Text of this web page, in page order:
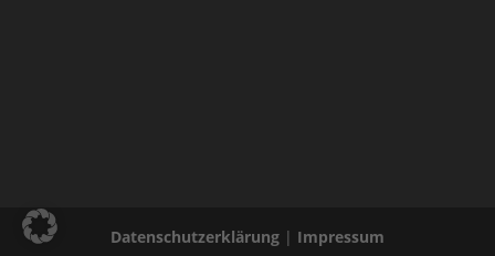
Datenschutzerklärung| Impressum